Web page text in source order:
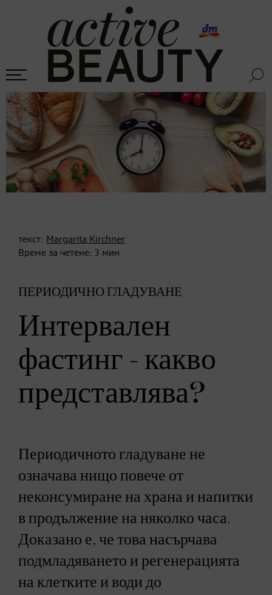
текст: Margarita Kirchner
Време за четене: 3 мин
ПЕРИОДИЧНО ГЛАДУВАНЕ
Интервален
фастинг - какво
представлява?
Периодичното гладуване не
означава нищо повече от
неконсумиране на храна и напитки
в продължение на няколко часа.
Доказано е, че това насърчава
подмладяването и регенерацията
на клетките и води до